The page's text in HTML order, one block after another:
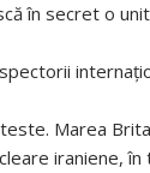
în secret o
Marea
iraniene,